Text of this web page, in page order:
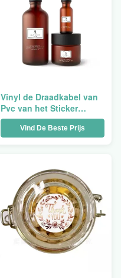
Vinyl de Draadkabel van
Pvc van het Sticker
Kosmetische Etiket
Waterdichte Zelfklevende
Vind De Beste Prijs